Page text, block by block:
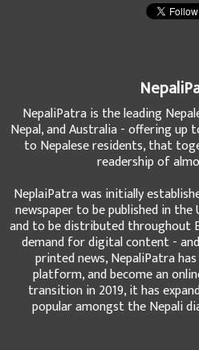
NepaliPatra is the leading
Nepal, and Australia - offering up
to Nepalese residents, that
readership of
NeplaiPatra was initially
newspaper to be published in the
and to be distributed throughout
demand for digital content -
printed news, NepaliPatra
platform, and become an
transition in 2019, it has
popular amongst the Nepali